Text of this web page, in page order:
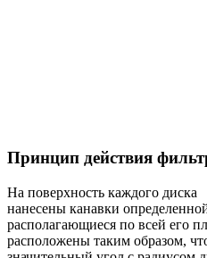
Принцип действия
На поверхность каждого диска
нанесены канавки
располагающиеся по всей его
расположены таким образом,